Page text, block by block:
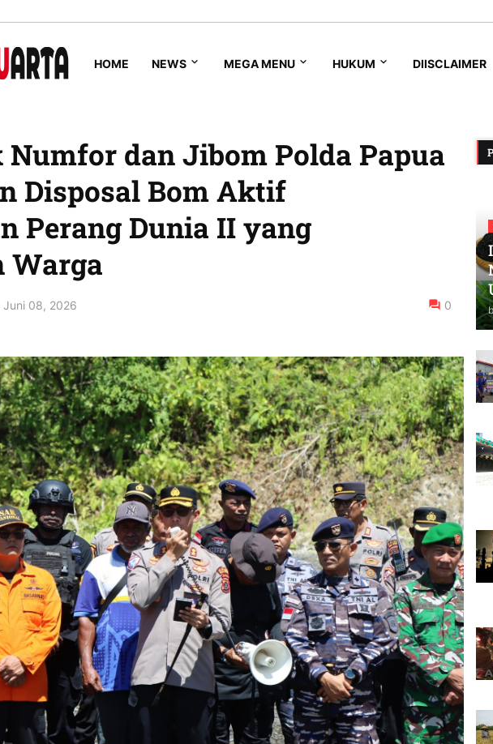
HOME NEWS MEGA MENU HUKUM DIISCLAIMER
Numfor dan Jibom Polda Papua
Disposal Bom Aktif
Perang Dunia II yang
Warga
Juni 08, 2026 0